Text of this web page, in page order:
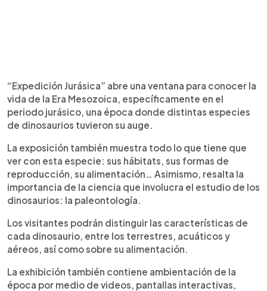
“Expedición Jurásica” abre una ventana para conocer la
vida de la Era Mesozoica, específicamente en el
periodo jurásico, una época donde distintas especies
de dinosaurios tuvieron su auge.
La exposición también muestra todo lo que tiene que
ver con esta especie: sus hábitats, sus formas de
reproducción, su alimentación… Asimismo, resalta la
importancia de la ciencia que involucra el estudio de los
dinosaurios: la paleontología.
Los visitantes podrán distinguir las características de
cada dinosaurio, entre los terrestres, acuáticos y
aéreos, así como sobre su alimentación.
La exhibición también contiene ambientación de la
época por medio de videos, pantallas interactivas,